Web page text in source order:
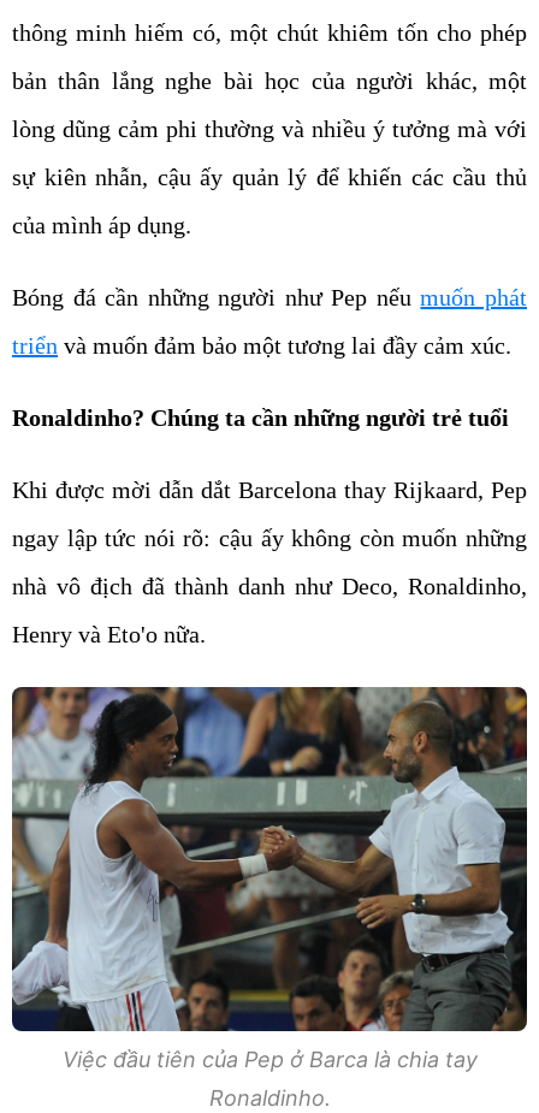
thông minh hiếm có, một chút khiêm tốn cho phép
bản thân lắng nghe bài học của người khác, một
lòng dũng cảm phi thường và nhiều ý tưởng mà với
sự kiên nhẫn, cậu ấy quản lý để khiến các cầu thủ
của mình áp dụng.
Bóng đá cần những người như Pep nếumuốn phát
triển và muốn đảm bảo một tương lai đầy cảm xúc.
Ronaldinho? Chúng ta cần những người trẻ tuổi
Khi được mời dẫn dắt Barcelona thay Rijkaard, Pep
ngay lập tức nói rõ: cậu ấy không còn muốn những
nhà vô địch đã thành danh như Deco, Ronaldinho,
Henry và Eto'o nữa.
Việc đầu tiên của Pep ở Barca là chia tay
Ronaldinho.